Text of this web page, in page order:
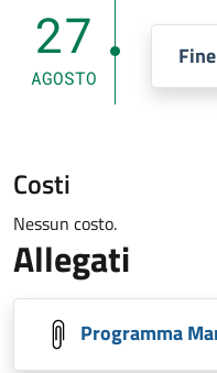
27
AGOSTO
Costi
Nessun costo.
Allegati
Programma